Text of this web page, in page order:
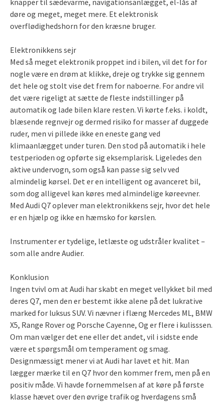
knapper til sædevarme, navigationsanlægget, el-lås af
døre og meget, meget mere. Et elektronisk
overflødighedshorn for den kræsne bruger.
Elektronikkens sejr
Med så meget elektronik proppet ind i bilen, vil det for for
nogle være en drøm at klikke, dreje og trykke sig gennem
det hele og stolt vise det frem for naboerne. For andre vil
det være rigeligt at sætte de fleste indstillinger på
automatik og lade bilen klare resten. Vi kørte f.eks. i koldt,
blæsende regnvejr og dermed risiko for masser af duggede
ruder, men vi pillede ikke en eneste gang ved
klimaanlægget under turen. Den stod på automatik i hele
testperioden og opførte sig eksemplarisk. Ligeledes den
aktive undervogn, som også kan passe sig selv ved
almindelig kørsel. Det er en intelligent og avanceret bil,
som dog alligevel kan køres med almindelige køreevner.
Med Audi Q7 oplever man elektronikkens sejr, hvor det hele
er en hjælp og ikke en hæmsko for kørslen.
Instrumenter er tydelige, letlæste og udstråler kvalitet –
som alle andre Audier.
Konklusion
Ingen tvivl om at Audi har skabt en meget vellykket bil med
deres Q7, men den er bestemt ikke alene på det lukrative
marked for luksus SUV. Vi nævner i flæng Mercedes ML, BMW
X5, Range Rover og Porsche Cayenne, Og er flere i kulisssen.
Om man vælger det ene eller det andet, vil i sidste ende
være et spørgsmål om temperament og smag.
Designmæssigt mener vi at Audi har lavet et hit. Man
lægger mærke til en Q7 hvor den kommer frem, men på en
positiv måde. Vi havde fornemmelsen af at køre på første
klasse hævet over den øvrige trafik og hverdagens små